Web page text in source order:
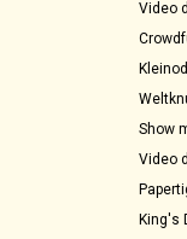
Video
Show
Video
King's